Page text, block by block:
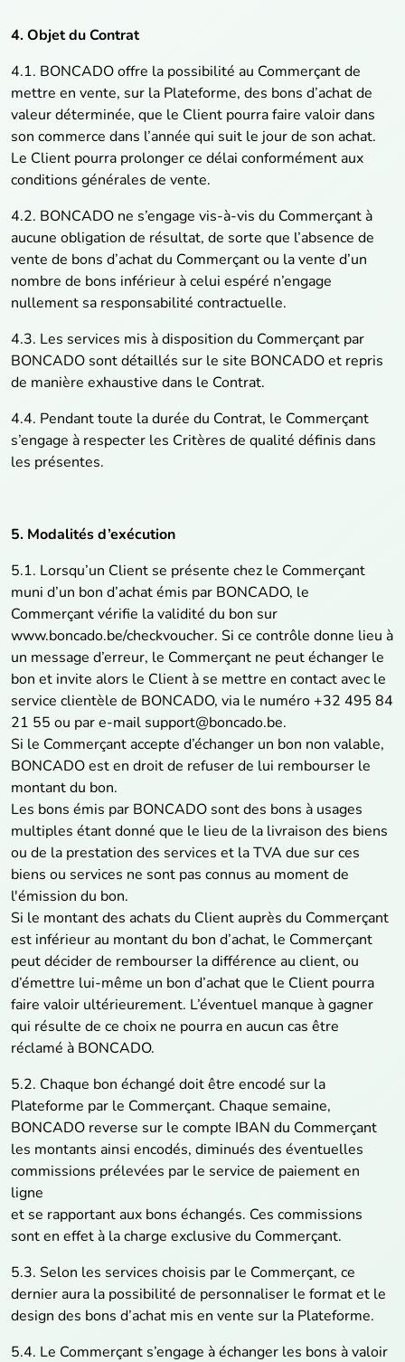
4. Objet du Contrat
4.1. BONCADO offre la possibilité au Commerçant de
mettre en vente, sur la Plateforme, des bons d’achat de
valeur déterminée, que le Client pourra faire valoir dans
son commerce dans l’année qui suit le jour de son achat.
Le Client pourra prolonger ce délai conformément aux
conditions générales de vente.
4.2. BONCADO ne s’engage vis-à-vis du Commerçant à
aucune obligation de résultat, de sorte que l’absence de
vente de bons d’achat du Commerçant ou la vente d’un
nombre de bons inférieur à celui espéré n’engage
nullement sa responsabilité contractuelle.
4.3. Les services mis à disposition du Commerçant par
BONCADO sont détaillés sur le site BONCADO et repris
de manière exhaustive dans le Contrat.
4.4. Pendant toute la durée du Contrat, le Commerçant
s’engage à respecter les Critères de qualité définis dans
les présentes.
5. Modalités d’exécution
5.1. Lorsqu’un Client se présente chez le Commerçant
muni d’un bon d’achat émis par BONCADO, le
Commerçant vérifie la validité du bon sur
www.boncado.be/checkvoucher. Si ce contrôle donne lieu à
un message d’erreur, le Commerçant ne peut échanger le
bon et invite alors le Client à se mettre en contact avec le
service clientèle de BONCADO, via le numéro +32 495 84
21 55 ou par e-mail support@boncado.be.
Si le Commerçant accepte d’échanger un bon non valable,
BONCADO est en droit de refuser de lui rembourser le
montant du bon.
Les bons émis par BONCADO sont des bons à usages
multiples étant donné que le lieu de la livraison des biens
ou de la prestation des services et la TVA due sur ces
biens ou services ne sont pas connus au moment de
l'émission du bon.
Si le montant des achats du Client auprès du Commerçant
est inférieur au montant du bon d’achat, le Commerçant
peut décider de rembourser la différence au client, ou
d’émettre lui-même un bon d’achat que le Client pourra
faire valoir ultérieurement. L’éventuel manque à gagner
qui résulte de ce choix ne pourra en aucun cas être
réclamé à BONCADO.
5.2. Chaque bon échangé doit être encodé sur la
Plateforme par le Commerçant. Chaque semaine,
BONCADO reverse sur le compte IBAN du Commerçant
les montants ainsi encodés, diminués des éventuelles
commissions prélevées par le service de paiement en
ligne
et se rapportant aux bons échangés. Ces commissions
sont en effet à la charge exclusive du Commerçant.
5.3. Selon les services choisis par le Commerçant, ce
dernier aura la possibilité de personnaliser le format et le
design des bons d’achat mis en vente sur la Plateforme.
5.4. Le Commerçant s’engage à échanger les bons à valoir